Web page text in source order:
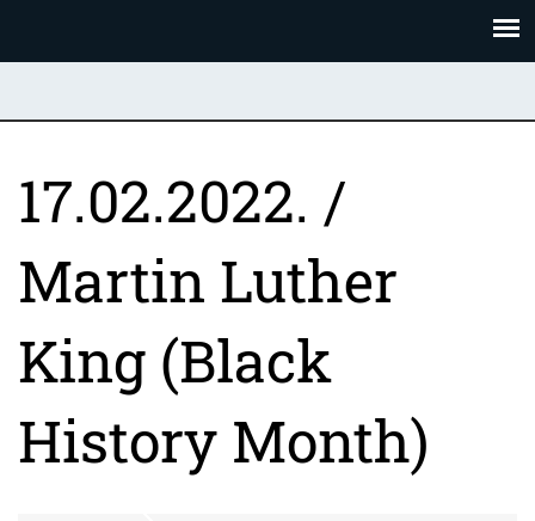
17.02.2022. /
Martin Luther
King (Black
History Month)